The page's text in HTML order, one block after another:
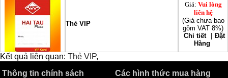
Thẻ VIP
Giá: Vui lòng
liên hệ
(Giá chưa bao
gồm VAT 8%)
Chi tiết
Đặt
Hàng
Kết quả liên quan: Thẻ VIP,
Thông tin chính sách
Các hình thức mua hàng